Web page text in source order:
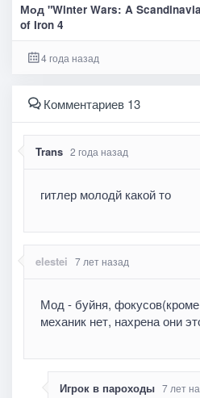
Мод "Winter Wars: A
of Iron 4
4 года назад
Комментариев 13
Trans 2 года назад
гитлер молодй какой то
elestei 7 лет назад
Мод - буйня,
механик нет, нахрена они
Игрок в пароходы 7 лет